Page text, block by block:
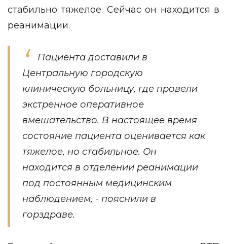
стабильно тяжелое. Сейчас он находится в
реанимации.
Пациента доставили в
Центральную городскую
клиническую больницу, где провели
экстренное оперативное
вмешательство. В настоящее время
состояние пациента оценивается как
тяжелое, но стабильное. Он
находится в отделении реанимации
под постоянным медицинским
наблюдением, - пояснили в
горздраве.